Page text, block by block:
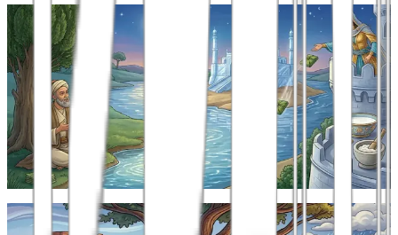
כללי
מזון מגן עדן: סיפור עם ערבי
מסע סופי על אמונה, אשליה והמזון שמגיע אלינו בדרכים נסתרות
כאשר שבתי מעלייתי לרגל למכה הקדושה, הצטרפתיבדרכי חזרה לשיירה
של השייח עמרו, שמלב...
19 בפברואר 2026
מאת יואל שלום פרץ
כללי
הופי: אנשים שאין להם זמן